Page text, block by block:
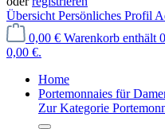
Übersicht Persönliches Profil
0,00 € Warenkorb enthält
0,00 €.
Home
Portemonnaies für
Zur Kategorie